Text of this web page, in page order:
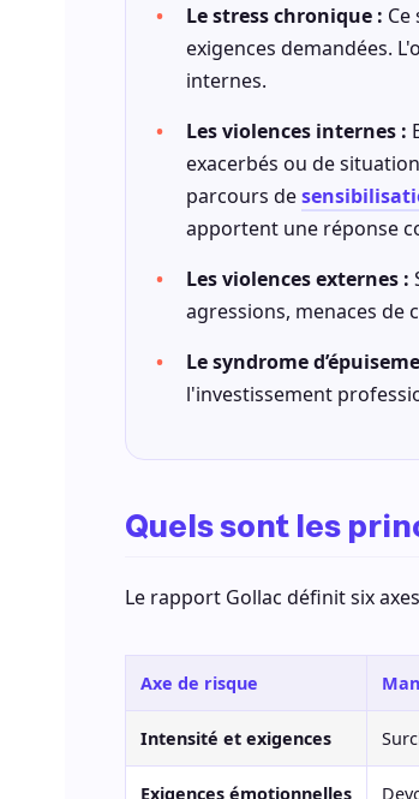
Le stress chronique :
exigences demandées.
internes.
Les violences internes :
exacerbés ou de
parcours de
apportent une réponse
Les violences externes :
agressions, menaces de
Le syndrome
l'investissement
Quels sont les
Le rapport Gollac définit six
Axe de risque
Intensité et exigences
Exigences émotionnelles